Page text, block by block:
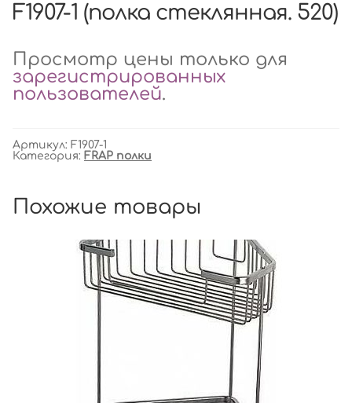
F1907-1 (полка стеклянная. 520)
Просмотр цены только для
зарегистрированных
пользователей.
Артикул: F1907-1
Категория: FRAP полки
Похожие товары